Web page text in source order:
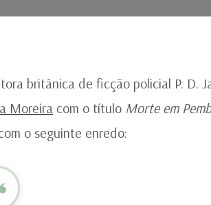
britânica de ficção policial P. D.
Moreira com o título Morte em
o seguinte enredo: